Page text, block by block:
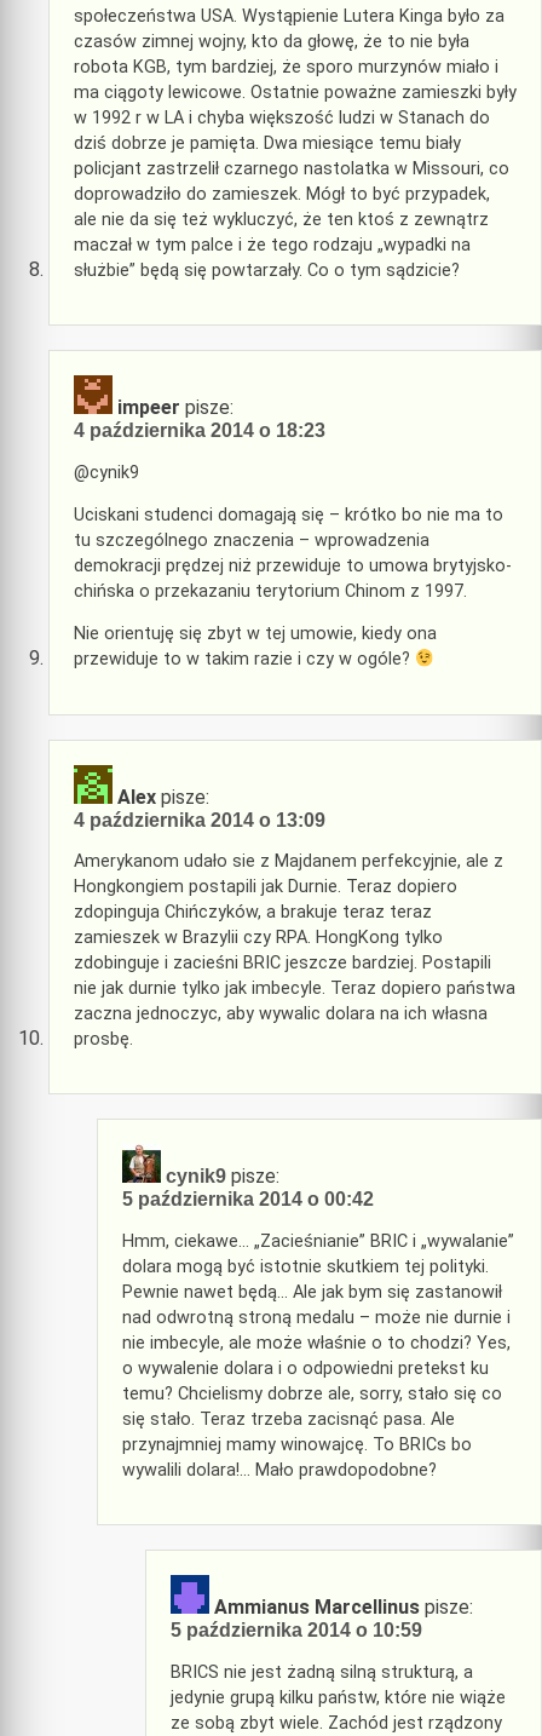
społeczeństwa USA. Wystąpienie Lutera Kinga było za
czasów zimnej wojny, kto da głowę, że to nie była
robota KGB, tym bardziej, że sporo murzynów miało i
ma ciągoty lewicowe. Ostatnie poważne zamieszki były
w 1992 r w LA i chyba większość ludzi w Stanach do
dziś dobrze je pamięta. Dwa miesiące temu biały
policjant zastrzelił czarnego nastolatka w Missouri, co
doprowadziło do zamieszek. Mógł to być przypadek,
ale nie da się też wykluczyć, że ten ktoś z zewnątrz
maczał w tym palce i że tego rodzaju „wypadki na
służbie” będą się powtarzały. Co o tym sądzicie?
impeer pisze:
4 października 2014 o 18:23
@cynik9
Uciskani studenci domagają się – krótko bo nie ma to
tu szczególnego znaczenia – wprowadzenia
demokracji prędzej niż przewiduje to umowa brytyjsko-
chińska o przekazaniu terytorium Chinom z 1997.
Nie orientuję się zbyt w tej umowie, kiedy ona
przewiduje to w takim razie i czy w ogóle?
Alex pisze:
4 października 2014 o 13:09
Amerykanom udało sie z Majdanem perfekcyjnie, ale z
Hongkongiem postapili jak Durnie. Teraz dopiero
zdopinguja Chińczyków, a brakuje teraz teraz
zamieszek w Brazylii czy RPA. HongKong tylko
zdobinguje i zacieśni BRIC jeszcze bardziej. Postapili
nie jak durnie tylko jak imbecyle. Teraz dopiero państwa
zaczna jednoczyc, aby wywalic dolara na ich własna
prosbę.
cynik9 pisze:
5 października 2014 o 00:42
Hmm, ciekawe… „Zacieśnianie” BRIC i „wywalanie”
dolara mogą być istotnie skutkiem tej polityki.
Pewnie nawet będą… Ale jak bym się zastanowił
nad odwrotną stroną medalu – może nie durnie i
nie imbecyle, ale może właśnie o to chodzi? Yes,
o wywalenie dolara i o odpowiedni pretekst ku
temu? Chcielismy dobrze ale, sorry, stało się co
się stało. Teraz trzeba zacisnąć pasa. Ale
przynajmniej mamy winowajcę. To BRICs bo
wywalili dolara!… Mało prawdopodobne?
Ammianus Marcellinus pisze:
5 października 2014 o 10:59
BRICS nie jest żadną silną strukturą, a
jedynie grupą kilku państw, które nie wiąże
ze sobą zbyt wiele. Zachód jest rządzony